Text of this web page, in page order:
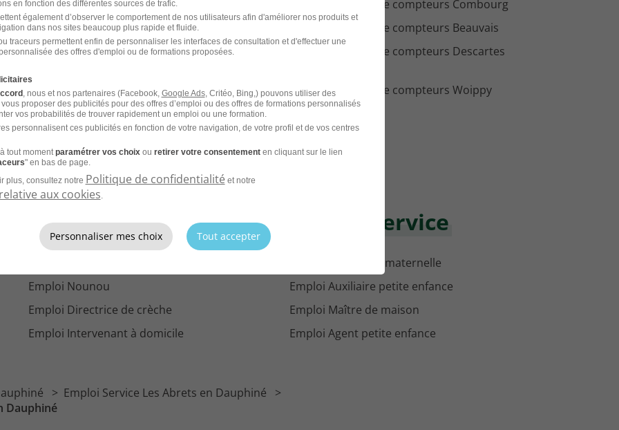
Emploi Releveur de compteurs Montélimar
Emploi Releveur de compteurs Combourg
Emploi Releveur de compteurs Ifs
Emploi Releveur de compteurs Beauvais
Emploi Releveur de compteurs Falaise Emploi Releveur de compteurs Descartes
Emploi Releveur de compteurs Rennes Emploi Releveur de compteurs Woippy
par ville
par métier dansle domaine Service
Emploi Assistante maternelle
Emploi Nounou
Emploi Auxiliaire petite enfance
Emploi Directrice de crèche
Emploi Maître de maison
Emploi Intervenant à domicile Emploi Agent petite enfance
Emploi Service Les Abrets en Dauphiné
Dauphiné
en fonction des différentes sources de trafic.
également d’observer le comportement de nos utilisateurs afin d'améliorer nos produits et
dans nos sites beaucoup plus rapide et fluide.
traceurs permettent enfin de personnaliser les interfaces de consultation et d'effectuer une
des offres d'emploi ou de formations proposées.
, nous et nos partenaires (Facebook, Google Ads, Critéo, Bing,) pouvons utiliser des
proposer des publicités pour des offres d’emploi ou des offres de formations personnalisés
vos probabilités de trouver rapidement un emploi ou une formation.
personnalisent ces publicités en fonction de votre navigation, de votre profil et de vos centres
tout momentparamétrer vos choixou retirer votre consentementen cliquant sur le lien
" en bas de page.
plus, consultez notre Politique de confidentialité et notre
aux cookies.
Personnaliser mes choix Tout accepter